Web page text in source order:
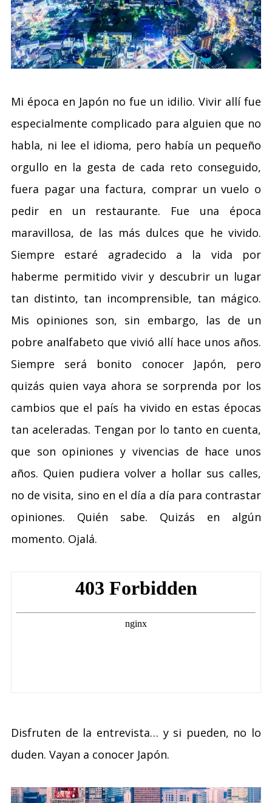
Mi época en Japón no fue un idilio. Vivir allí fue
especialmente complicado para alguien que no
habla, ni lee el idioma, pero había un pequeño
orgullo en la gesta de cada reto conseguido,
fuera pagar una factura, comprar un vuelo o
pedir en un restaurante. Fue una época
maravillosa, de las más dulces que he vivido.
Siempre estaré agradecido a la vida por
haberme permitido vivir y descubrir un lugar
tan distinto, tan incomprensible, tan mágico.
Mis opiniones son, sin embargo, las de un
pobre analfabeto que vivió allí hace unos años.
Siempre será bonito conocer Japón, pero
quizás quien vaya ahora se sorprenda por los
cambios que el país ha vivido en estas épocas
tan aceleradas. Tengan por lo tanto en cuenta,
que son opiniones y vivencias de hace unos
años. Quien pudiera volver a hollar sus calles,
no de visita, sino en el día a día para contrastar
opiniones. Quién sabe. Quizás en algún
momento. Ojalá.
Disfruten de la entrevista… y si pueden, no lo
duden. Vayan a conocer Japón.